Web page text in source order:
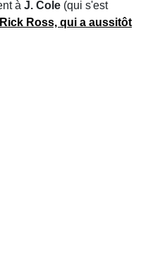
à J. Cole (qui s'est
Rick Ross, qui a aussitôt